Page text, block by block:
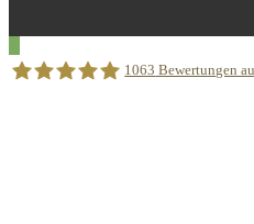
1063 Bewertungen